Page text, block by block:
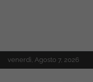
to
venerdì, Agosto 7, 2026